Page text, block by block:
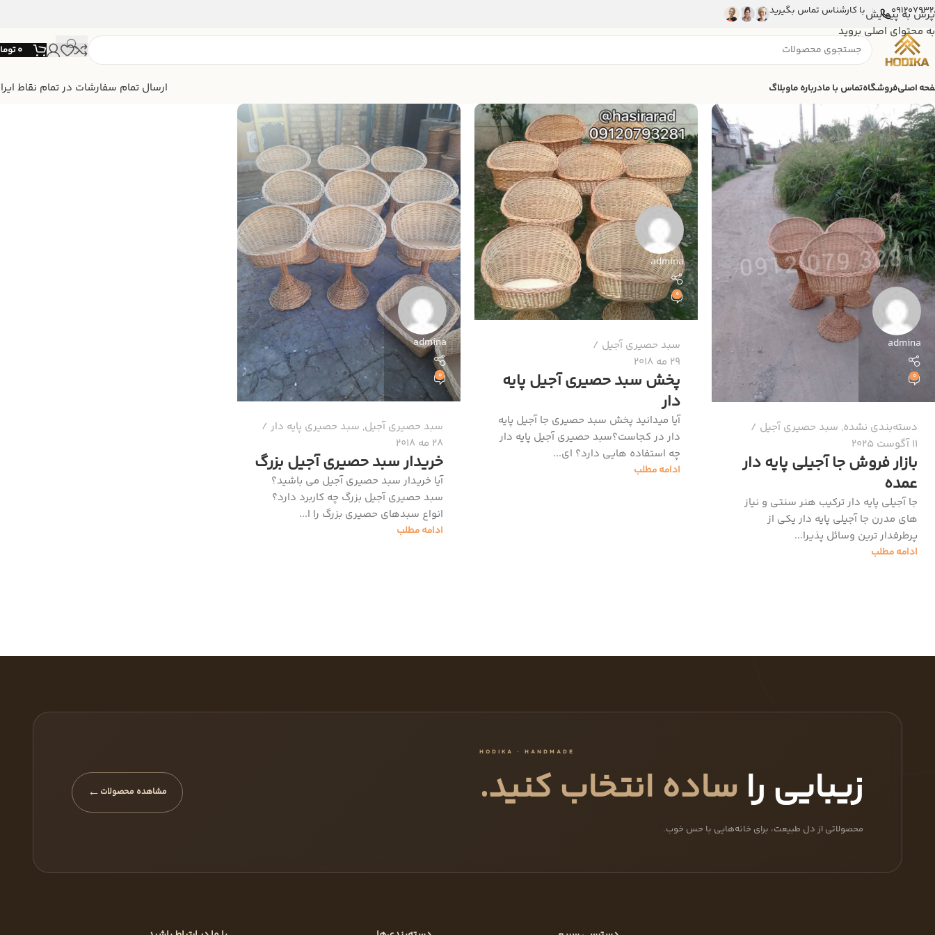
پرش به پیمایش
به محتوای اصلی بروید
با کارشناس تماس بگیرید
0
اصلیفروشگاهتماس با مادرباره ماوبلاگ ارسال تمام سفارشات در تمام نقاط
admina
0
دسته‌بندی نشده, سبد حصیری آجیل
11 آگوست 2025
بازار فروش جا آجیلی پایه دار
عمده
جا آجیلی پایه دار ترکیب هنر سنتی و نیاز
های مدرن جا آجیلی پایه دار یکی از
پرطرفدار ترین وسائل پذیرا...
ادامه مطلب
admina
0
سبد حصیری آجیل
29 مه 2018
پخش سبد حصیری آجیل پایه
دار
آیا میدانید پخش سبد حصیری جا آجیل پایه
دار در کجاست؟سبد حصیری آجیل پایه دار
چه استفاده هایی دارد؟ ای...
ادامه مطلب
admina
0
سبد حصیری آجیل, سبد حصیری پایه دار
28 مه 2018
خریدار سبد حصیری آجیل بزرگ
آیا خریدار سبد حصیری آجیل می باشید؟
سبد حصیری آجیل بزرگ چه کاربرد دارد؟
انواع سبدهای حصیری بزرگ را ا...
ادامه مطلب
HODIKA · HANDMADE
زیبایی را ساده انتخاب کنید.
محصولاتی از دل طبیعت، برای خانه‌هایی با حس خوب.
مشاهده محصولات ←